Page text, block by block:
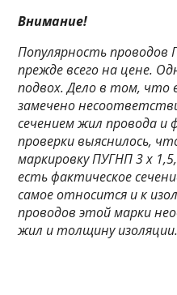
Внимание!
Популярность
прежде всего на цене.
подвох. Дело в том, что
замечено
сечением жил провода и
проверки выяснилось,
маркировку ПУГНП 3 х
есть фактическое
самое относится и к
проводов этой марки
жил и толщину изоляции.